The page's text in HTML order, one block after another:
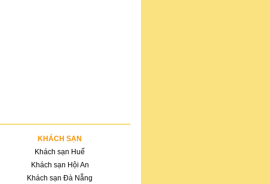
KHÁCH SẠN
Khách sạn Huế
Khách sạn Hội An
Khách sạn Đà Nẵng